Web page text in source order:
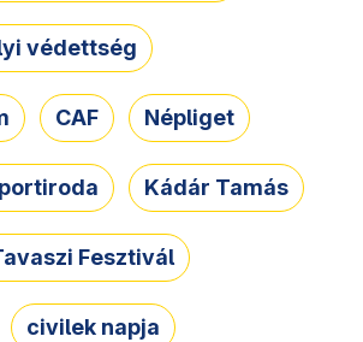
védettség
CAF Népliget
Kádár Tamás
Fesztivál
civilek napja